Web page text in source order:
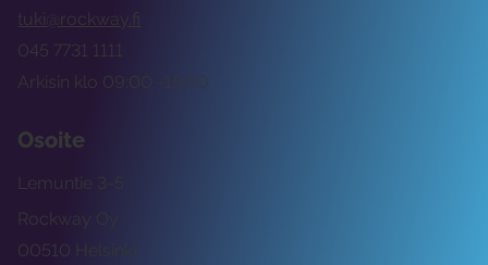
tuki@rockway.fi
Arkisin klo 09:00 -15:00
045 7731 1111
Osoite
Rockway Oy
Lemuntie 3-5
00510 Helsinki